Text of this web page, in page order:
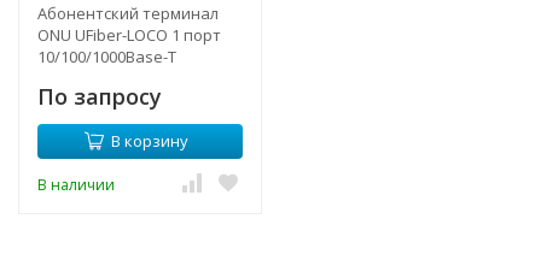
Абонентский терминал
ONU UFiber-LOCO 1 порт
10/100/1000Base-T
По запросу
В корзину
В наличии